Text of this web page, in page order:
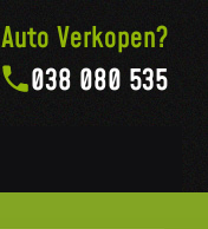
Auto Verkopen?
038 080 535